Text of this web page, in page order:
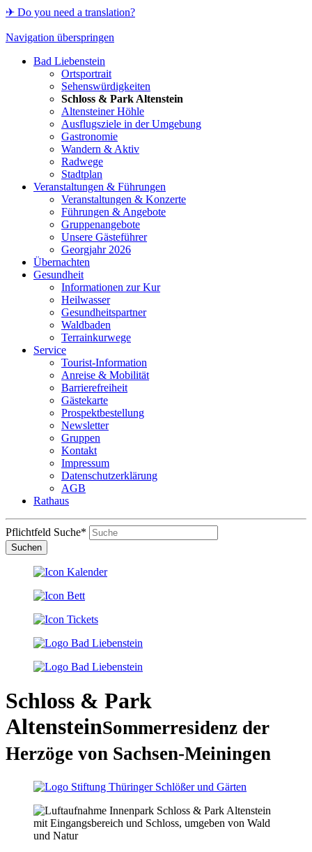
✈ Do you need a translation?
Navigation überspringen
Bad Liebenstein
Ortsportrait
Sehenswürdigkeiten
Schloss & Park Altenstein
Altensteiner Höhle
Ausflugsziele in der Umgebung
Gastronomie
Wandern & Aktiv
Radwege
Stadtplan
Veranstaltungen & Führungen
Veranstaltungen & Konzerte
Führungen & Angebote
Gruppenangebote
Unsere Gästeführer
Georgjahr 2026
Übernachten
Gesundheit
Informationen zur Kur
Heilwasser
Gesundheitspartner
Waldbaden
Terrainkurwege
Service
Tourist-Information
Anreise & Mobilität
Barrierefreiheit
Gästekarte
Prospektbestellung
Newsletter
Gruppen
Kontakt
Impressum
Datenschutzerklärung
AGB
Rathaus
Pflichtfeld Suche*
Suchen
Schloss & Park
AltensteinSommerresidenz der
Herzöge von Sachsen-Meiningen